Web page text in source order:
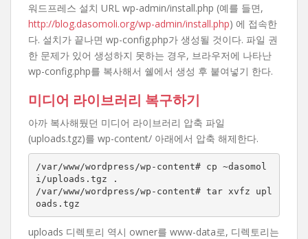
워드프레스 설치 URL wp-admin/install.php (예를 들면,
http://blog.dasomoli.org/wp-admin/install.php) 에 접속한
다. 설치가 끝나면 wp-config.php가 생성될 것이다. 파일 권
한 문제가 있어 생성하지 못하는 경우, 브라우저에 나타난
wp-config.php를 복사해서 쉘에서 생성 후 붙여넣기 한다.
미디어 라이브러리 복구하기
아까 복사해뒀던 미디어 라이브러리 압축 파일
(uploads.tgz)를 wp-content/ 아래에서 압축 해제한다.
/var/www/wordpress/wp-content# cp ~dasomol
i/uploads.tgz .
/var/www/wordpress/wp-content# tar xvfz upl
oads.tgz
uploads 디렉토리 역시 owner를 www-data로, 디렉토리는